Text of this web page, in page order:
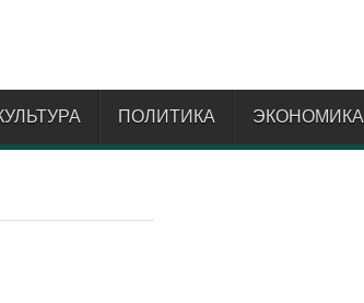
ПОЛИТИКА ЭКОНОМИКА